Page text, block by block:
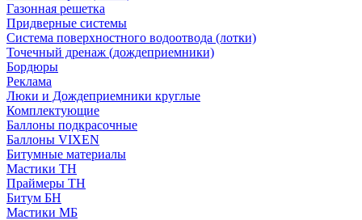
Газонная решетка
Придверные системы
Система поверхностного водоотвода (лотки)
Точечный дренаж (дождеприемники)
Бордюры
Рекламa
Люки и Дождеприемники круглые
Комплектующие
Баллоны подкрасочные
Баллоны VIXEN
Битумные материалы
Мастики ТН
Праймеры ТН
Битум БН
Мастики МБ